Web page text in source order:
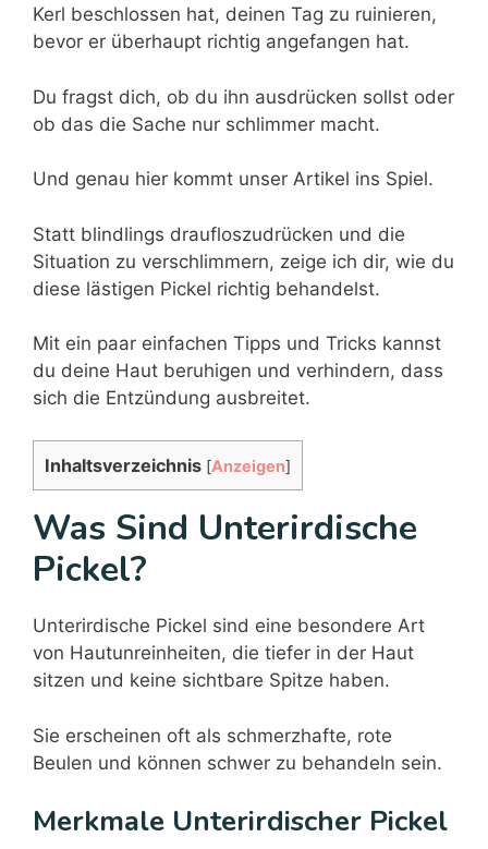
Kerl beschlossen hat, deinen Tag zu ruinieren,
bevor er überhaupt richtig angefangen hat.
Du fragst dich, ob du ihn ausdrücken sollst oder
ob das die Sache nur schlimmer macht.
Und genau hier kommt unser Artikel ins Spiel.
Statt blindlings draufloszudrücken und die
Situation zu verschlimmern, zeige ich dir, wie du
diese lästigen Pickel richtig behandelst.
Mit ein paar einfachen Tipps und Tricks kannst
du deine Haut beruhigen und verhindern, dass
sich die Entzündung ausbreitet.
Inhaltsverzeichnis [Anzeigen]
Was Sind Unterirdische
Pickel?
Unterirdische Pickel sind eine besondere Art
von Hautunreinheiten, die tiefer in der Haut
sitzen und keine sichtbare Spitze haben.
Sie erscheinen oft als schmerzhafte, rote
Beulen und können schwer zu behandeln sein.
Merkmale Unterirdischer Pickel